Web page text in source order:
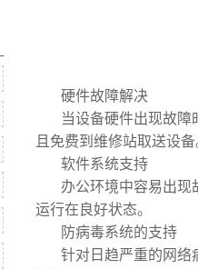
硬件故障解决
当设备硬件出现故障时
且免费到维修站取送设备
软件系统支持
办公环境中容易出现故
运行在良好状态。
防病毒系统的支持
针对日趋严重的网络病